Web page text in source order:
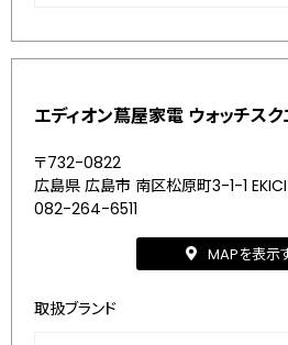
エディオン蔦屋家電 ウォッチスク
〒732-0822
広島県 広島市 南区松原町3-1-1
082-264-6511
MAPを表示
取扱ブランド